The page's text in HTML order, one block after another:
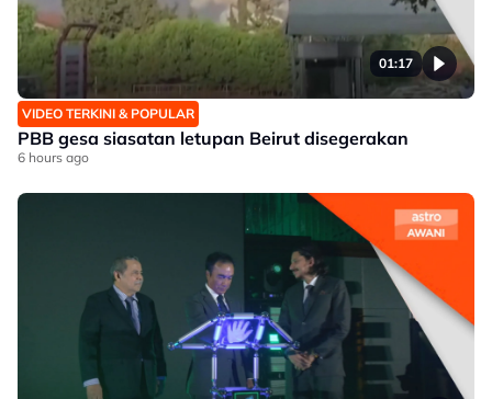
01:17
VIDEO TERKINI & POPULAR
PBB gesa siasatan letupan Beirut disegerakan
6 hours ago